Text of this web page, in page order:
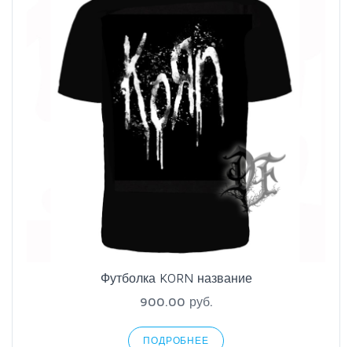
Футболка KORN название
900.00 руб.
ПОДРОБНЕЕ